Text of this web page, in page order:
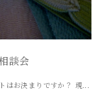
談会
はお決まりですか？ 現...